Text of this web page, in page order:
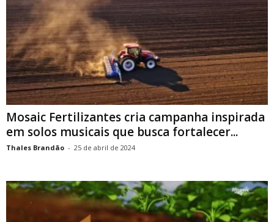
Mosaic Fertilizantes cria campanha inspirada
em solos musicais que busca fortalecer...
Thales Brandão - 25 de abril de 2024